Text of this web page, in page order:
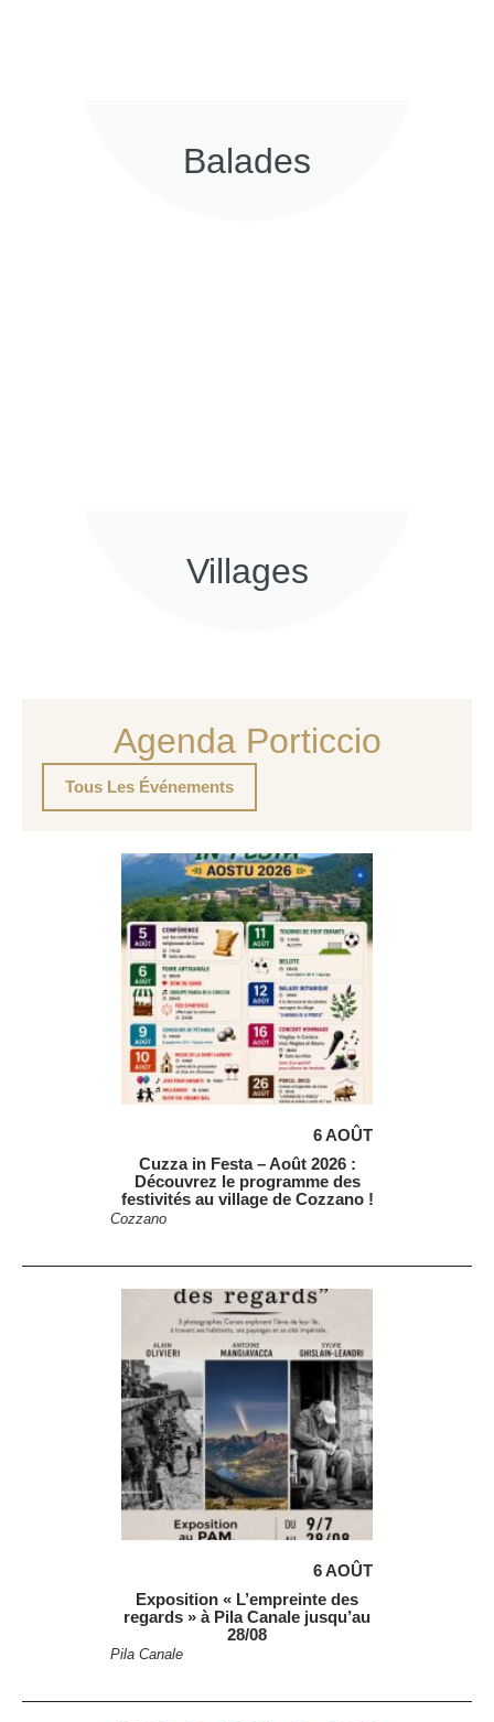
Balades
Villages
Agenda Porticcio
Tous Les Événements
6 AOÛT
Cuzza in Festa – Août 2026 :
Découvrez le programme des
festivités au village de Cozzano !
Cozzano
6 AOÛT
Exposition « L’empreinte des
regards » à Pila Canale jusqu’au
28/08
Pila Canale